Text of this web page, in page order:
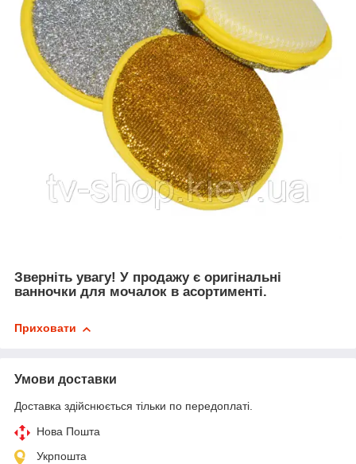
Зверніть увагу! У продажу є оригінальні
ванночки для мочалок в асортименті.
Приховати
Умови доставки
Доставка здійснюється тільки по передоплаті.
Нова Пошта
Укрпошта